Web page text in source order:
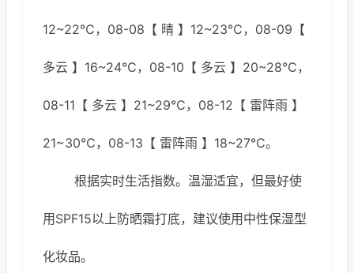
12~22℃，08-08【 晴 】12~23℃，08-09【
多云 】16~24℃，08-10【 多云 】20~28℃，
08-11【 多云 】21~29℃，08-12【 雷阵雨 】
21~30℃，08-13【 雷阵雨 】18~27℃。
根据实时生活指数。温湿适宜，但最好使
用SPF15以上防晒霜打底，建议使用中性保湿型
化妆品。